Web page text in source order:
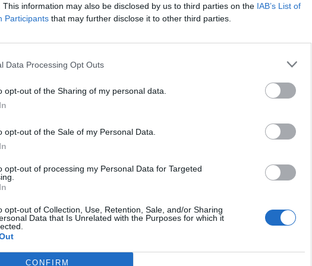
This information may also be disclosed by us to third parties on the IAB’s List of
Participants that may further disclose it to other third parties.
Data Processing Opt Outs
opt-out of the Sharing of my personal data.
opt-out of the Sale of my Personal Data.
opt-out of processing my Personal Data for Targeted
opt-out of Collection, Use, Retention, Sale, and/or Sharing
Data that Is Unrelated with the Purposes for which it
CONFIRM
Avenida Conde de Colombi
Avenida de Alemania
Andalucía
Distancia: 6 km.
Andalucía Sevilla
Distancia: 4 km.
Andalucía
Avenida de Bellavista
Andalucía